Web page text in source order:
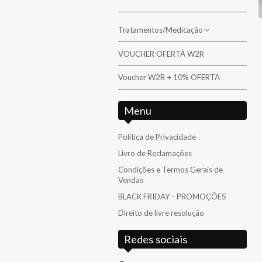
Tratamentos/Medicação
Tratamento/Medicação da
água/Pragas
Tratamento/Medicação para peixes e
corais
VOUCHER OFERTA W2R
Voucher W2R + 10% OFERTA
Menu
Política de Privacidade
Livro de Reclamações
Condições e Termos Gerais de
Vendas
BLACK FRIDAY - PROMOÇÕES
Direito de livre resolução
Redes sociais